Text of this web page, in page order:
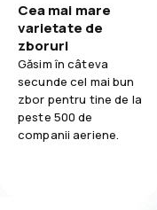
Cea mai mare
varietate de
zboruri
Găsim în câteva
secunde cel mai bun
zbor pentru tine de la
peste 500 de
companii aeriene.